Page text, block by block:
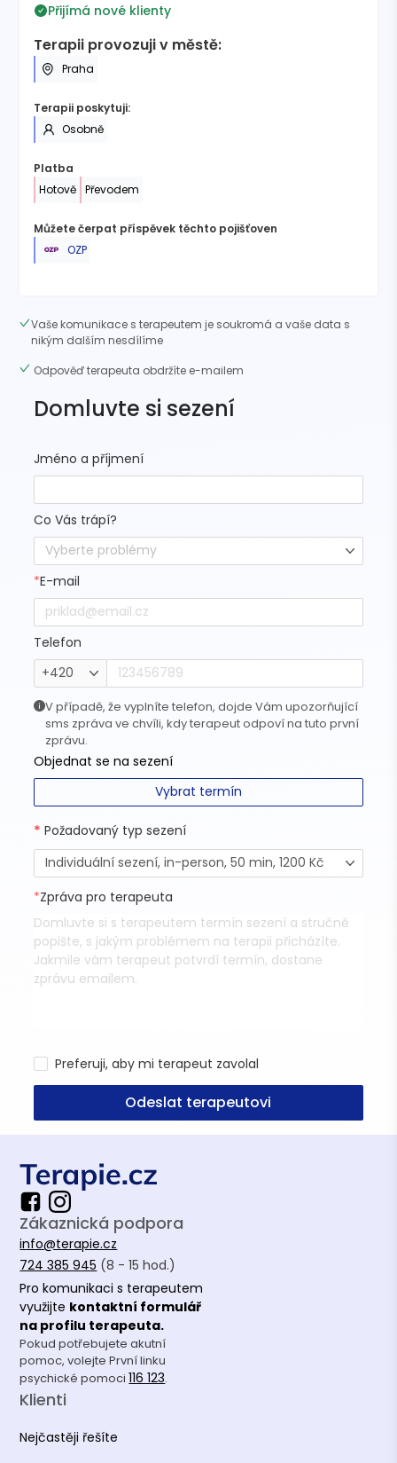
Přijímá nové klienty
Terapii provozuji v městě:
Praha
Terapii poskytuji:
Osobně
Platba
Hotově
Převodem
Můžete čerpat příspěvek těchto pojišťoven
OZP
Vaše komunikace s terapeutem je soukromá a vaše data s
nikým dalším nesdílíme
Odpověď terapeuta obdržíte e-mailem
Domluvte si sezení
Jméno a příjmení
Co Vás trápí?
Vyberte problémy
*E-mail
Telefon
+420
V případě, že vyplníte telefon, dojde Vám upozorňující
sms zpráva ve chvíli, kdy terapeut odpoví na tuto první
zprávu.
Objednat se na sezení
Vybrat termín
* Požadovaný typ sezení
Individuální sezení, in-person, 50 min, 1200 Kč
*Zpráva pro terapeuta
Preferuji, aby mi terapeut zavolal
Odeslat terapeutovi
Zákaznická podpora
info@terapie.cz
724 385 945 (8 - 15 hod.)
Pro komunikaci s terapeutem
využijte kontaktní formulář
na profilu terapeuta.
Pokud potřebujete akutní
pomoc, volejte První linku
psychické pomoci116 123.
Klienti
Nejčastěji řešíte